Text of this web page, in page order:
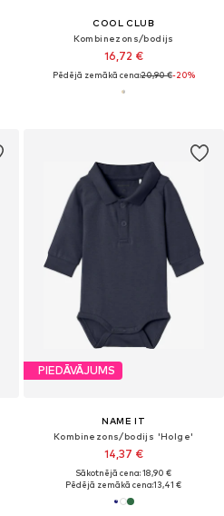
COOL CLUB
Kombinezons/bodijs
16,72 €
Pēdējā zemākā cena:20,90 €-20%
PIEDĀVĀJUMS
NAME IT
Kombinezons/bodijs 'Holge'
14,37 €
Sākotnējā cena: 18,90 €
Pēdējā zemākā cena:13,41 €